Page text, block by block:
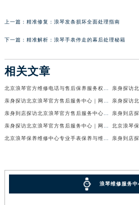
上一篇： 精准修复：浪琴发条损坏全面处理指南
下一篇： 精准解析：浪琴手表停走的幕后处理秘籍
相关文章
浪琴维修服务中